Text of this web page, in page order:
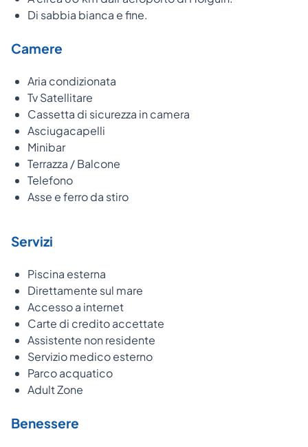
Di sabbia bianca e fine.
Camere
Aria condizionata
Tv Satellitare
Cassetta di sicurezza in camera
Asciugacapelli
Minibar
Terrazza / Balcone
Telefono
Asse e ferro da stiro
Servizi
Piscina esterna
Direttamente sul mare
Accesso a internet
Carte di credito accettate
Assistente non residente
Servizio medico esterno
Parco acquatico
Adult Zone
Benessere